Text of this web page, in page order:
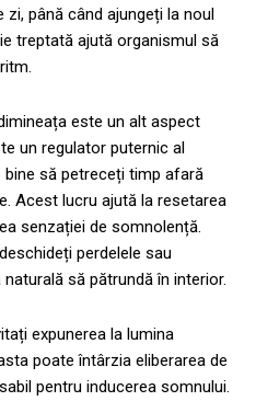
până când ajungeți la noul
treptată ajută organismul să
este un alt aspect
un regulator puternic al
să petreceți timp afară
Acest lucru ajută la resetarea
senzației de somnolență.
perdelele sau
să pătrundă în interior.
expunerea la lumina
poate întârzia eliberarea de
pentru inducerea somnului.